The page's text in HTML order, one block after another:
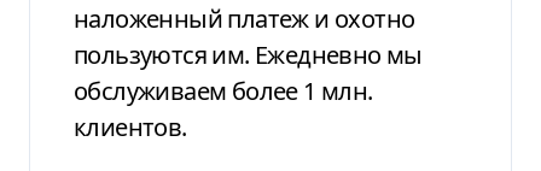
наложенный платеж и охотно
пользуются им. Ежедневно мы
обслуживаем более 1 млн.
клиентов.